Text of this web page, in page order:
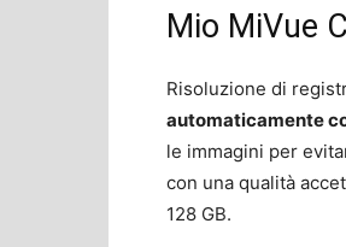
Mio MiVue
Risoluzione di
automaticamente
le immagini per
con una qualità
128 GB.